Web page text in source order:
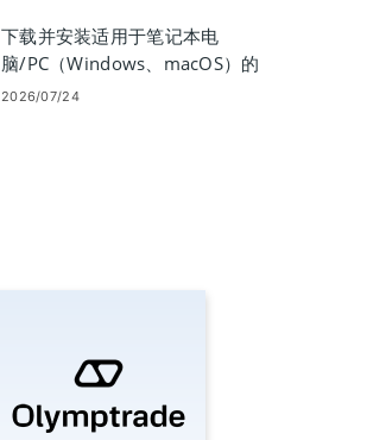
下载并安装适用于笔记本电
脑/PC（Windows、macOS）的
Olymptrade
2026/07/24